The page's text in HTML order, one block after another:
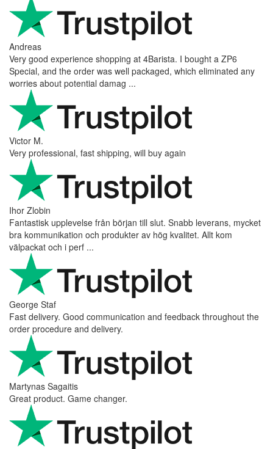
Andreas
Very good experience shopping at 4Barista. I bought a ZP6
Special, and the order was well packaged, which eliminated any
worries about potential damag ...
Victor M.
Very professional, fast shipping, will buy again
Ihor Zlobin
Fantastisk upplevelse från början till slut. Snabb leverans, mycket
bra kommunikation och produkter av hög kvalitet. Allt kom
välpackat och i perf ...
George Staf
Fast delivery. Good communication and feedback throughout the
order procedure and delivery.
Martynas Sagaitis
Great product. Game changer.